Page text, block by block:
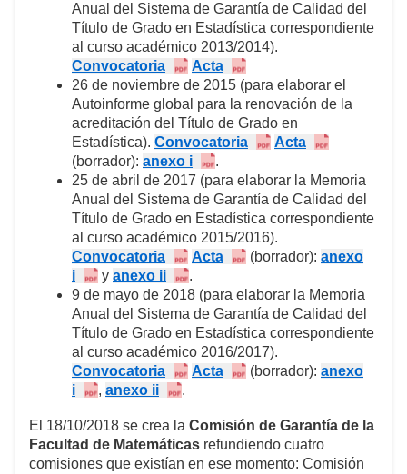
Anual del Sistema de Garantía de Calidad del
Título de Grado en Estadística correspondiente
al curso académico 2013/2014).
Convocatoria
Acta
26 de noviembre de 2015 (para elaborar el
Autoinforme global para la renovación de la
acreditación del Título de Grado en
Estadística). Convocatoria
Acta
(borrador): anexo i
.
25 de abril de 2017 (para elaborar la Memoria
Anual del Sistema de Garantía de Calidad del
Título de Grado en Estadística correspondiente
al curso académico 2015/2016).
Convocatoria
Acta (borrador): anexo
i
y anexo ii
.
9 de mayo de 2018 (para elaborar la Memoria
Anual del Sistema de Garantía de Calidad del
Título de Grado en Estadística correspondiente
al curso académico 2016/2017).
Convocatoria
Acta (borrador): anexo
i
, anexo ii .
El 18/10/2018 se crea la Comisión de Garantía de la
Facultad de Matemáticas refundiendo cuatro
comisiones que existían en ese momento: Comisión